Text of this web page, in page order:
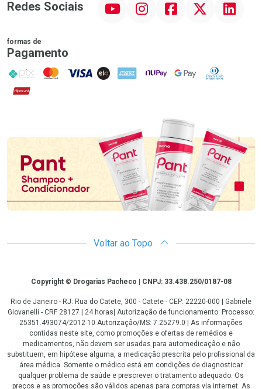
Redes Sociais
formas de
Pagamento
PIX MasterCard
VISA ELO AMEX NuPay Google PayDiners Club
Hipercard
Promoção em Destaque
Voltar ao Topo
CopyrightCopyright © Drogarias Pacheco | CNPJ: 33.438.250/0187-08
Rio de Janeiro - RJ: Rua do Catete, 300 - Catete - CEP: 22220-000 | Gabriele
Giovanelli - CRF 28127 | 24 horas| Autorização de funcionamento: Processo:
25351.493074/2012-10 Autorização/MS: 7.25279.0 | As informações
contidas neste site, como promoções e ofertas de remédios e
medicamentos, não devem ser usadas para automedicação e não
substituem, em hipótese alguma, a medicação prescrita pelo profissional da
área médica. Somente o médico está em condições de diagnosticar
qualquer problema de saúde e prescrever o tratamento adequado. Os
preços e as promoções são válidos apenas para compras via internet. As